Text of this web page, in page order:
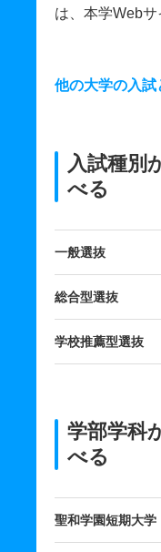
は、本学Webサ
他の大学の入試
入試種別
べる
一般選抜
総合型選抜
学校推薦型選抜
学部学科
べる
聖和学園短期大学